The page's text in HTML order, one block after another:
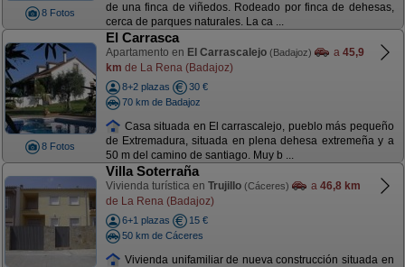
8 Fotos
de una finca de viñedos. Rodeado por finca de dehesas,
cerca de parques naturales. La ca ...
8 Fotos
El Carrasca
Apartamento en El Carrascalejo (Badajoz) a 45,9
km de La Rena (Badajoz)
8+2 plazas
30 €
70 km de Badajoz
Casa situada en El carrascalejo, pueblo más pequeño
de Extremadura, situada en plena dehesa extremeña y a
50 m del camino de santiago. Muy b ...
Villa Soterraña
Vivienda turística en Trujillo (Cáceres) a 46,8 km
de La Rena (Badajoz)
6+1 plazas
15 €
50 km de Cáceres
Vivienda unifamiliar de nueva construcción situada en